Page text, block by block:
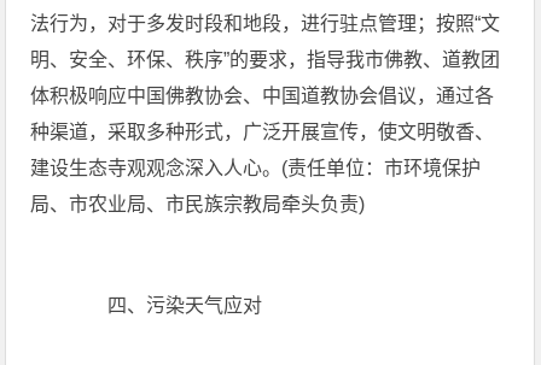
法行为，对于多发时段和地段，进行驻点管理；按照“文
明、安全、环保、秩序”的要求，指导我市佛教、道教团
体积极响应中国佛教协会、中国道教协会倡议，通过各
种渠道，采取多种形式，广泛开展宣传，使文明敬香、
建设生态寺观观念深入人心。(责任单位：市环境保护
局、市农业局、市民族宗教局牵头负责)
四、污染天气应对